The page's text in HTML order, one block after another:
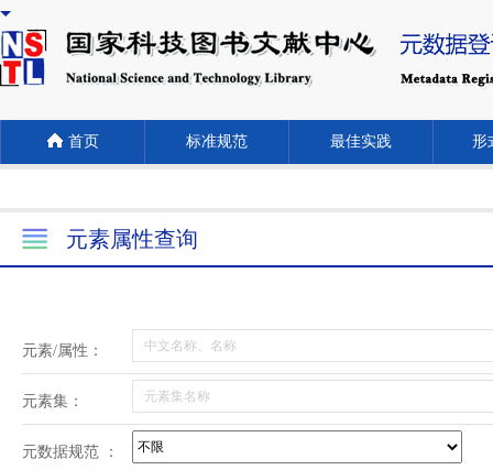
首页 标准规范 最佳实践 形
元素属性查询
元素/属性：
元素集：
元数据规范 ：